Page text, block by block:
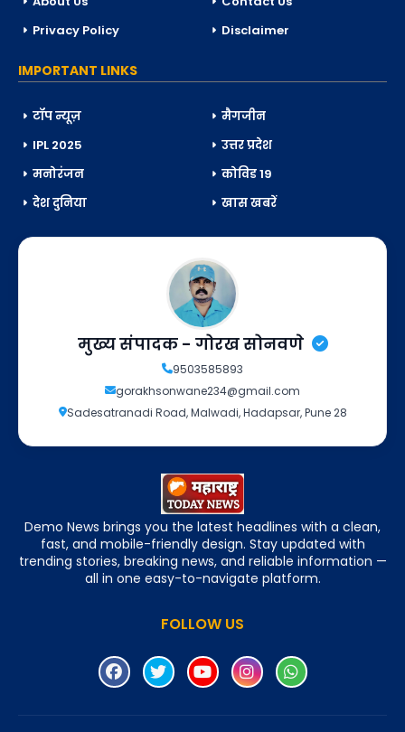
Privacy Policy
Disclaimer
IMPORTANT LINKS
टॉप न्यूज़
मैगजीन
IPL 2025
उत्तर प्रदेश
मनोरंजन
कोविड 19
देश दुनिया
खास खबरें
मुख्य संपादक - गोरख सोनवणे
9503585893
gorakhsonwane234@gmail.com
Sadesatranadi Road, Malwadi, Hadapsar, Pune 28
Demo News brings you the latest headlines with a clean,
fast, and mobile-friendly design. Stay updated with
trending stories, breaking news, and reliable information —
all in one easy-to-navigate platform.
FOLLOW US